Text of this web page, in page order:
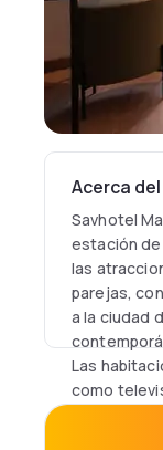
Acerca
Savhotel
estación
las
parejas,
a la ciudad
Las
como